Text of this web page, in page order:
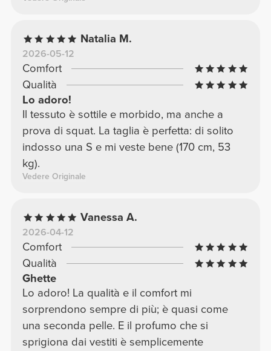
Natalia M.
2026-05-12
Comfort
Qualità
Lo adoro!
Il tessuto è sottile e morbido, ma anche a
prova di squat. La taglia è perfetta: di solito
indosso una S e mi veste bene (170 cm, 53
kg).
Vedere Originale
Vanessa A.
2026-04-12
Comfort
Qualità
Ghette
Lo adoro! La qualità e il comfort mi
sorprendono sempre di più; è quasi come
una seconda pelle. E il profumo che si
sprigiona dai vestiti è semplicemente